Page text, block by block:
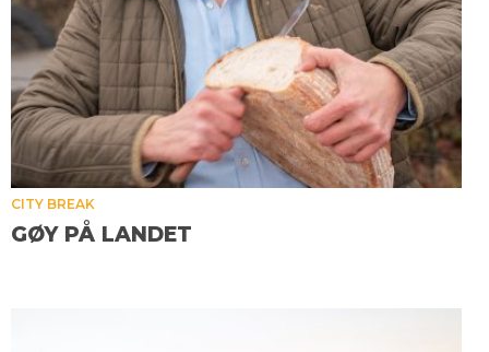
CITY BREAK
GØY PÅ LANDET